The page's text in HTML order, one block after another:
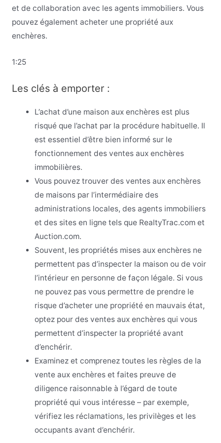
et de collaboration avec les agents immobiliers. Vous
pouvez également acheter une propriété aux
enchères.
1:25
Les clés à emporter :
L’achat d’une maison aux enchères est plus
risqué que l’achat par la procédure habituelle. Il
est essentiel d’être bien informé sur le
fonctionnement des ventes aux enchères
immobilières.
Vous pouvez trouver des ventes aux enchères
de maisons par l’intermédiaire des
administrations locales, des agents immobiliers
et des sites en ligne tels que RealtyTrac.com et
Auction.com.
Souvent, les propriétés mises aux enchères ne
permettent pas d’inspecter la maison ou de voir
l’intérieur en personne de façon légale. Si vous
ne pouvez pas vous permettre de prendre le
risque d’acheter une propriété en mauvais état,
optez pour des ventes aux enchères qui vous
permettent d’inspecter la propriété avant
d’enchérir.
Examinez et comprenez toutes les règles de la
vente aux enchères et faites preuve de
diligence raisonnable à l’égard de toute
propriété qui vous intéresse – par exemple,
vérifiez les réclamations, les privilèges et les
occupants avant d’enchérir.